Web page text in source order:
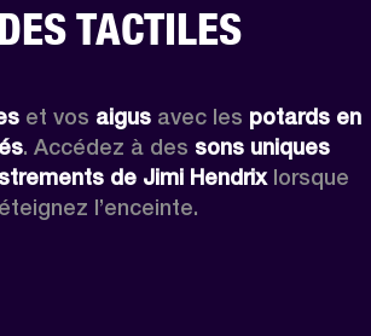
TACTILES
et vos aigus avec les potards en
. Accédez à des sons uniques
de Jimi Hendrix lorsque
l’enceinte.